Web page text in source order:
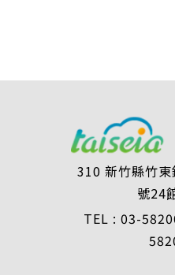
310 新竹縣竹
號24
TEL : 03-